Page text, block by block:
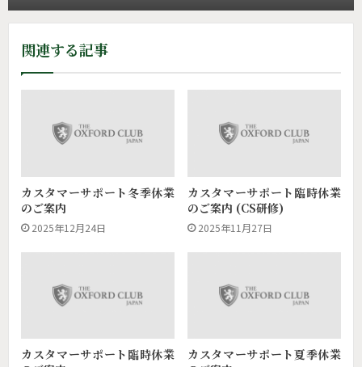
関連する記事
カスタマーサポート冬季休業
のご案内
2025年12月24日
カスタマーサポート臨時休業
のご案内 (CS研修)
2025年11月27日
カスタマーサポート臨時休業
カスタマーサポート夏季休業